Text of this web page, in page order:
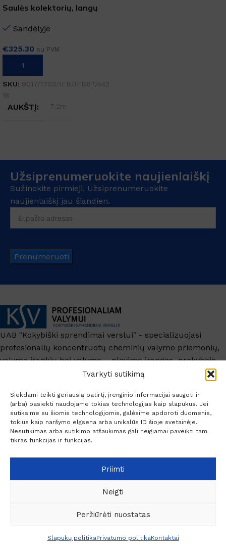
Tvarkyti sutikimą
Siekdami teikti geriausią patirtį, įrenginio informacijai saugoti ir
(arba) pasiekti naudojame tokias technologijas kaip slapukus. Jei
sutiksime su šiomis technologijomis, galėsime apdoroti duomenis,
tokius kaip naršymo elgsena arba unikalūs ID šioje svetainėje.
Nesutikimas arba sutikimo atšaukimas gali neigiamai paveikti tam
tikras funkcijas ir funkcijas.
Priimti
Neigti
Peržiūrėti nuostatas
Slapukų politikaPrivatumo politikaKontaktai
Saulės kolektorių, langų
Sandėlyje
€325.30 su PVM
Į KREPŠELĮ
SKU: 9017/1703/IFB/IFB67/442
18
AUKŠTĮ 7.2m
Užsiprenumeruokite naujienlaiškį
Sužinokite pirmieji. Užsiprenumeruokite
naujienlaiškį jau šiandien.
Prenumeruoti
UAB "Kokybiški sprendimai verslui" - specializuojasi
profesionalių koncentruotų cheminių valymo priemonių,
valymo įrankių bei valymo – plovimo įrangos prekyboje.
Naudinga
Paskyra
Socialiniai kontaktai
© 2026 Profesionaliam valymui.
kotas
su PVM
100